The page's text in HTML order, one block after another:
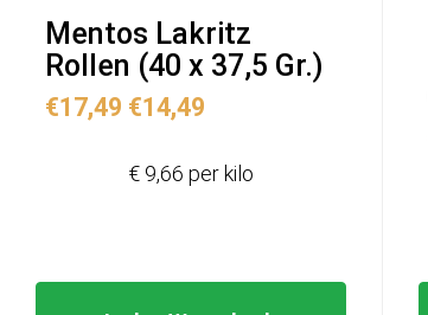
Mentos Lakritz
Rollen (40 x 37,5 Gr.)
€17,49 Ursprünglicher
war:
€17,49
€14,49
ist:
€ 9,66 per kilo